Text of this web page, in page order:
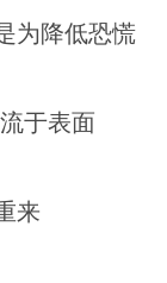
为降低恐慌
于表面
来